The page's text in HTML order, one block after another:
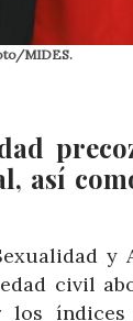
MIDES.
así
y
civil
índices